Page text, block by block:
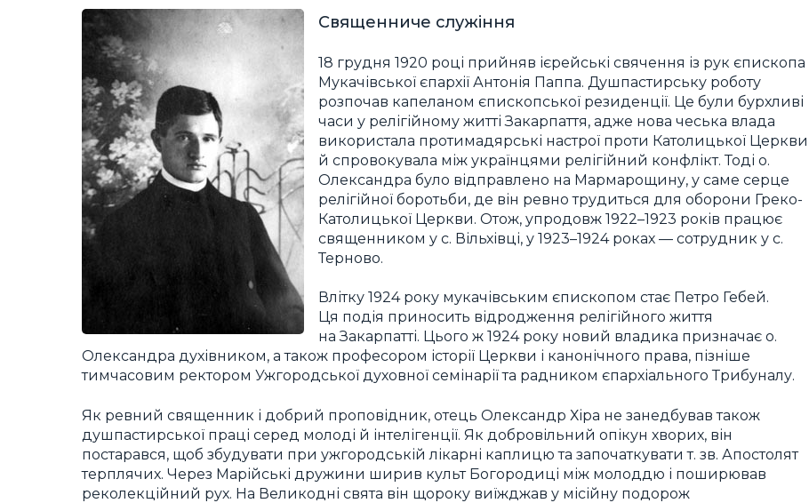
Священниче служіння
18 грудня 1920 році прийняв ієрейські свячення із рук єпископа
Мукачівської єпархії Антонія Паппа. Душпастирську роботу
розпочав капеланом єпископської резиденції. Це були бурхливі
часи у релігійному житті Закарпаття, адже нова чеська влада
використала протимадярські настрої проти Католицької Церкви
й спровокувала між українцями релігійний конфлікт. Тоді о.
Олександра було відправлено на Мармарощину, у саме серце
релігійної боротьби, де він ревно трудиться для оборони Греко-
Католицької Церкви. Отож, упродовж 1922–1923 років працює
священником у с. Вільхівці, у 1923–1924 роках — сотрудник у с.
Терново.
Влітку 1924 року мукачівським єпископом стає Петро Гебей.
Ця подія приносить відродження релігійного життя
на Закарпатті. Цього ж 1924 року новий владика призначає о.
Олександра духівником, а також професором історії Церкви і канонічного права, пізніше
тимчасовим ректором Ужгородської духовної семінарії та радником єпархіального Трибуналу.
Як ревний священник і добрий проповідник, отець Олександр Хіра не занедбував також
душпастирської праці серед молоді й інтелігенції. Як добровільний опікун хворих, він
постарався, щоб збудувати при ужгородській лікарні каплицю та започаткувати т. зв. Апостолят
терплячих. Через Марійські дружини ширив культ Богородиці між молоддю і поширював
реколекційний рух. На Великодні свята він щороку виїжджав у місійну подорож